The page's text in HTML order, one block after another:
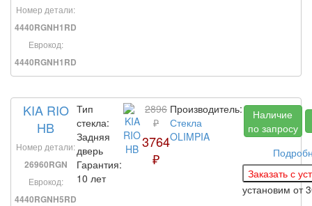
Номер детали:
4440RGNH1RD
Еврокод:
4440RGNH1RD
KIA RIO
HB
Номер детали:
26960RGN
Еврокод:
4440RGNH5RD
Тип
стекла:
Задняя
дверь
Гарантия:
10 лет
2896
₽
3764
₽
Производитель:
Стекла
OLIMPIA
Наличие
по запросу
установим от